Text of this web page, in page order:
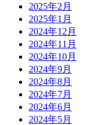
2025年2月
2025年1月
2024年12月
2024年11月
2024年10月
2024年9月
2024年8月
2024年7月
2024年6月
2024年5月